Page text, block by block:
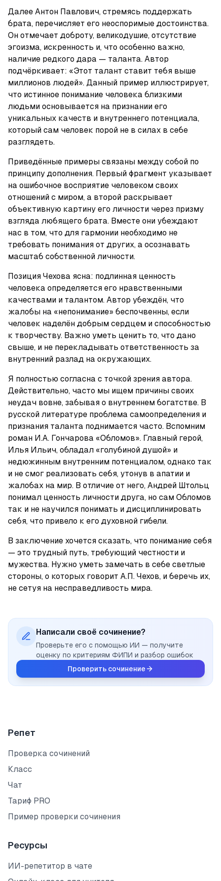
Далее Антон Павлович, стремясь поддержать
брата, перечисляет его неоспоримые достоинства.
Он отмечает доброту, великодушие, отсутствие
эгоизма, искренность и, что особенно важно,
наличие редкого дара — таланта. Автор
подчёркивает: «Этот талант ставит тебя выше
миллионов людей». Данный пример иллюстрирует,
что истинное понимание человека близкими
людьми основывается на признании его
уникальных качеств и внутреннего потенциала,
который сам человек порой не в силах в себе
разглядеть.
Приведённые примеры связаны между собой по
принципу дополнения. Первый фрагмент указывает
на ошибочное восприятие человеком своих
отношений с миром, а второй раскрывает
объективную картину его личности через призму
взгляда любящего брата. Вместе они убеждают
нас в том, что для гармонии необходимо не
требовать понимания от других, а осознавать
масштаб собственной личности.
Позиция Чехова ясна: подлинная ценность
человека определяется его нравственными
качествами и талантом. Автор убеждён, что
жалобы на «непонимание» беспочвенны, если
человек наделён добрым сердцем и способностью
к творчеству. Важно уметь ценить то, что дано
свыше, и не перекладывать ответственность за
внутренний разлад на окружающих.
Я полностью согласна с точкой зрения автора.
Действительно, часто мы ищем причины своих
неудач вовне, забывая о внутреннем богатстве. В
русской литературе проблема самоопределения и
признания таланта поднимается часто. Вспомним
роман И.А. Гончарова «Обломов». Главный герой,
Илья Ильич, обладал «голубиной душой» и
недюжинным внутренним потенциалом, однако так
и не смог реализовать себя, утонув в апатии и
жалобах на мир. В отличие от него, Андрей Штольц
понимал ценность личности друга, но сам Обломов
так и не научился понимать и дисциплинировать
себя, что привело к его духовной гибели.
В заключение хочется сказать, что понимание себя
— это трудный путь, требующий честности и
мужества. Нужно уметь замечать в себе светлые
стороны, о которых говорит А.П. Чехов, и беречь их,
не сетуя на несправедливость мира.
Написали своё сочинение?
Проверьте его с помощью ИИ — получите
оценку по критериям ФИПИ и разбор ошибок
Проверить сочинение
Репет
Проверка сочинений
Класс
Чат
Тариф PRO
Пример проверки сочинения
Ресурсы
ИИ-репетитор в чате